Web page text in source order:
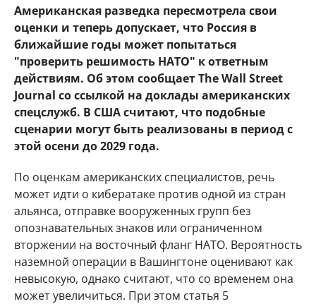
Американская разведка пересмотрела свои
оценки и теперь допускает, что Россия в
ближайшие годы может попытаться
"проверить решимость НАТО" к ответным
действиям. Об этом сообщает The Wall Street
Journal со ссылкой на доклады американских
спецслужб. В США считают, что подобные
сценарии могут быть реализованы в период с
этой осени до 2029 года.
По оценкам американских специалистов, речь
может идти о кибератаке против одной из стран
альянса, отправке вооруженных групп без
опознавательных знаков или ограниченном
вторжении на восточный фланг НАТО. Вероятность
наземной операции в Вашингтоне оценивают как
невысокую, однако считают, что со временем она
может увеличиться. При этом статья 5